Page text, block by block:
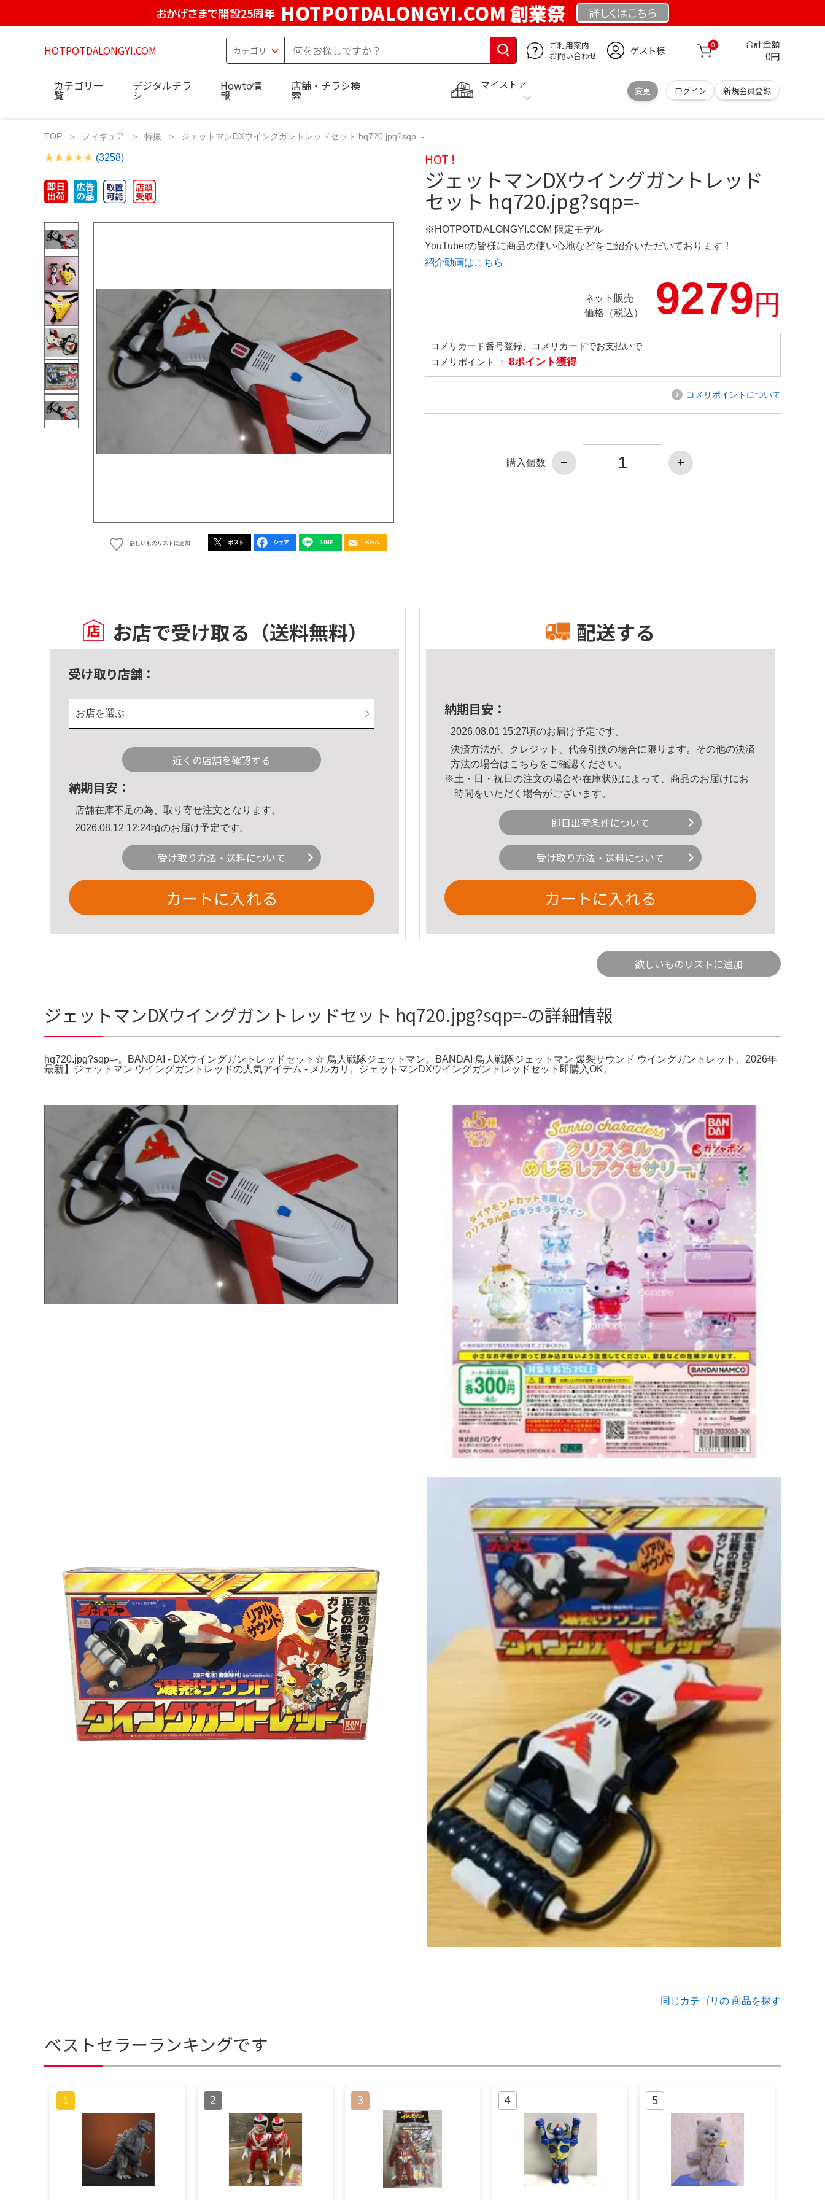
おかげさまで開設25周年 HOTPOTDALONGYI.COM 創業祭 詳しくはこちら
HOTPOTDALONGYI.COM
ご利用案内
お問い合わせ
ゲスト様 0 合計金額
0円
マイストア
変更 ログイン 新規会員登録
カテゴリ一
覧
デジタルチラ
シ
Howto情
報
店舗・チラシ検
索
TOP フィギュア 特撮 ジェットマンDXウイングガントレッドセット hq720.jpg?sqp=-
(3258)
欲しいものリストに追加
HOT !
ジェットマンDXウイングガントレッド
セット hq720.jpg?sqp=-
※HOTPOTDALONGYI.COM 限定モデル
YouTuberの皆様に商品の使い心地などをご紹介いただいております！
紹介動画はこちら
ネット販売
価格（税込）
9279円
コメリカード番号登録、コメリカードでお支払いで
コメリポイント ： 8ポイント獲得
コメリポイントについて
購入個数
お店で受け取る （送料無料）
受け取り店舗：
お店を選ぶ
近くの店舗を確認する
納期目安：
店舗在庫不足の為、取り寄せ注文となります。
2026.08.12 12:24頃のお届け予定です。
受け取り方法・送料について
カートに入れる
配送する
納期目安：
2026.08.01 15:27頃のお届け予定です。
決済方法が、クレジット、代金引換の場合に限ります。その他の決済
方法の場合はこちら をご確認ください。
※土・日・祝日の注文の場合や在庫状況によって、商品のお届けにお
時間をいただく場合がございます。
即日出荷条件について
受け取り方法・送料について
カートに入れる
欲しいものリストに追加
ジェットマンDXウイングガントレッドセット hq720.jpg?sqp=-の詳細情報
hq720.jpg?sqp=-。BANDAI - DXウイングガントレッドセット☆ 鳥人戦隊ジェットマン。BANDAI 鳥人戦隊ジェットマン 爆裂サウンド ウイングガントレット。2026年
最新】ジェットマン ウイングガントレッドの人気アイテム - メルカリ。ジェットマンDXウイングガントレッドセット即購入OK。
同じカテゴリの 商品を探す
ベストセラーランキングです